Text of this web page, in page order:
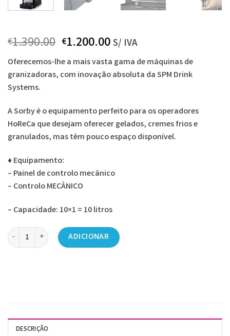
€1.390.00 O
preço
original
era:
€1.200.00O
preço
atual
é:
S/ IVA
Oferecemos-lhe a mais vasta gama de máquinas de
granizadoras, com inovação absoluta da SPM Drink
Systems.
A Sorby é o equipamento perfeito para os operadores
HoReCa que desejam oferecer gelados, cremes frios e
granulados, mas têm pouco espaço disponível.
♦Equipamento:
– Painel de controlo mecânico
– Controlo MECÂNICO
– Capacidade: 10×1 = 10 litros
Quantidade de Granizadora SORBY 1 10Lx1
ADICIONAR
DESCRIÇÃO